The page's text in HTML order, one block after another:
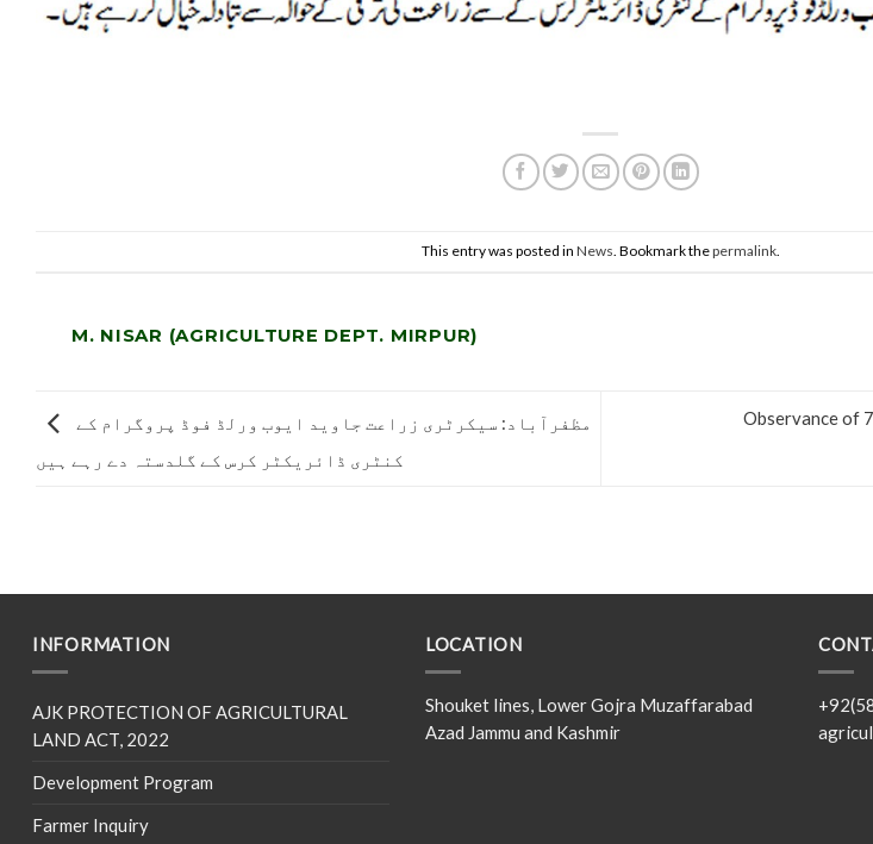
This entry was posted in News. Bookmark thepermalink.
M. NISAR (AGRICULTURE DEPT. MIRPUR)
کنٹری ڈائریکٹر کرس کے گلدستہ دے رہے ہیں
Observance of
INFORMATION
AJK PROTECTION OF AGRICULTURAL
LAND ACT, 2022
Development Program
Farmer Inquiry
LOCATION
Shouket lines, Lower Gojra Muzaffarabad
Azad Jammu and Kashmir